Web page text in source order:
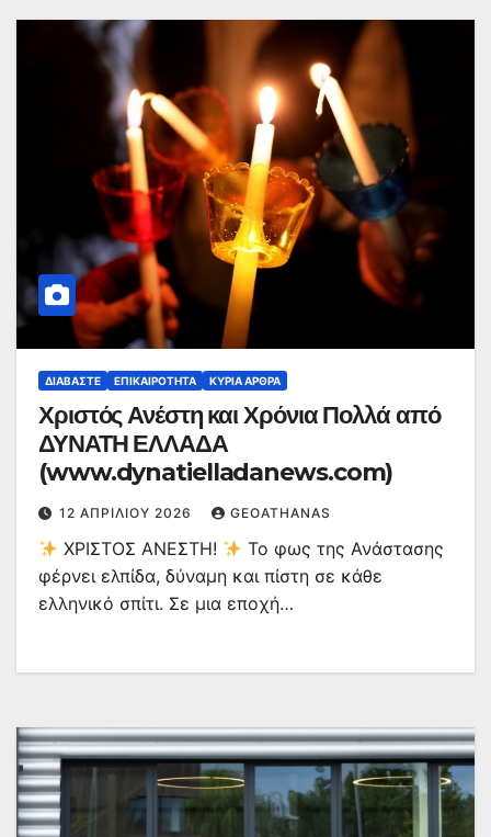
ΔΙΑΒΆΣΤΕ ΕΠΙΚΑΙΡΌΤΗΤΑ ΚΥΡΙΑ ΑΡΘΡΑ
Χριστός Ανέστη και Χρόνια Πολλά από
ΔΥΝΑΤΗ ΕΛΛΑΔΑ
(www.dynatielladanews.com)
12 ΑΠΡΙΛΊΟΥ 2026 GEOATHANAS
ΧΡΙΣΤΟΣ ΑΝΕΣΤΗ!
Το φως της Ανάστασης
φέρνει ελπίδα, δύναμη και πίστη σε κάθε
ελληνικό σπίτι. Σε μια εποχή…